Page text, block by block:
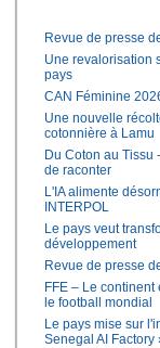
Revue de presse
Une revalorisation
pays
CAN Féminine
Une nouvelle
cotonnière à Lamu
Du Coton au Tissu
de raconter
L'IA alimente
INTERPOL
Le pays veut
développement
Revue de presse
FFE – Le
le football mondial
Le pays mise sur
Senegal AI Factory